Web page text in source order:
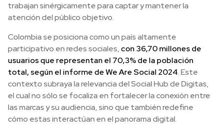
trabajan sinérgicamente para captar y mantener la
atención del público objetivo.
Colombia se posiciona como un país altamente
participativo en redes sociales, con 36,70 millones de
usuarios que representan el 70,3% de la población
total, según el informe de We Are Social 2024. Este
contexto subraya la relevancia del Social Hub de Digitas,
el cual no sólo se focaliza en fortalecer la conexión entre
las marcas y su audiencia, sino que también redefine
cómo estas interactúan en el panorama digital.